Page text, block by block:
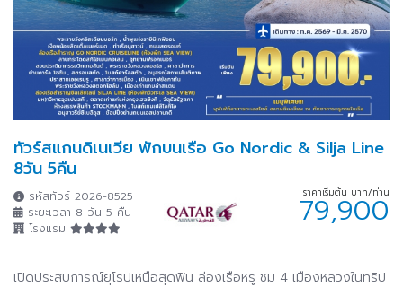
ทัวร์สแกนดิเนเวีย พักบนเรือ Go Nordic & Silja Line
8วัน 5คืน
รหัสทัวร์ 2026-8525
ระยะเวลา 8 วัน 5 คืน
โรงแรม
ราคาเริ่มต้น บาท/ท่าน
79,900
เปิดประสบการณ์ยุโรปเหนือสุดฟิน ล่องเรือหรู ชม 4 เมืองหลวงในทริป